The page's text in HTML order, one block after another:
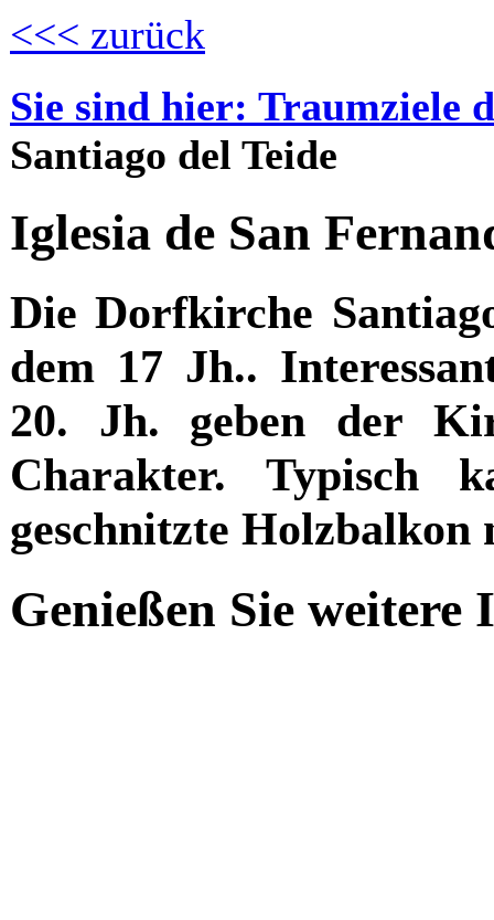
<<< zurück
Sie sind hier: Traumziele
Santiago del Teide
Iglesia de San
Die Dorfkirche
dem 17 Jh..
20. Jh. geben der
Charakter. Typisch
geschnitzte Holzbalkon
Genießen Sie weitere